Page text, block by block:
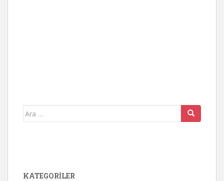
Arama
KATEGORİLER